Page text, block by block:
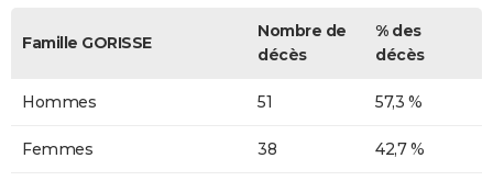
Famille GORISSE
Nombre de
décès
% des
décès
Hommes 51 57,3 %
Femmes 38 42,7 %